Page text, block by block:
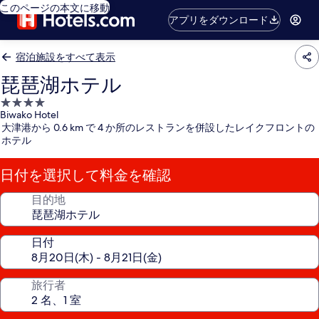
このページの本文に移動
アプリをダウンロード
宿泊施設をすべて表示
琵琶湖ホテル
4.0
つ
星
宿
泊
施
設
Biwako Hotel
大津港から 0.6 km で 4 か所のレストランを併設したレイクフロントの
ホテル
日付を選択して料金を確認
目的地
日付
旅行者